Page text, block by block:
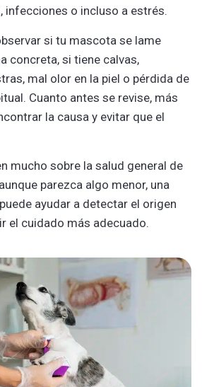
infecciones o incluso a estrés.
si tu mascota se lame
concreta, si tiene calvas,
mal olor en la piel o pérdida de
Cuanto antes se revise, más
la causa y evitar que el
mucho sobre la salud general de
parezca algo menor, una
ayudar a detectar el origen
el cuidado más adecuado.